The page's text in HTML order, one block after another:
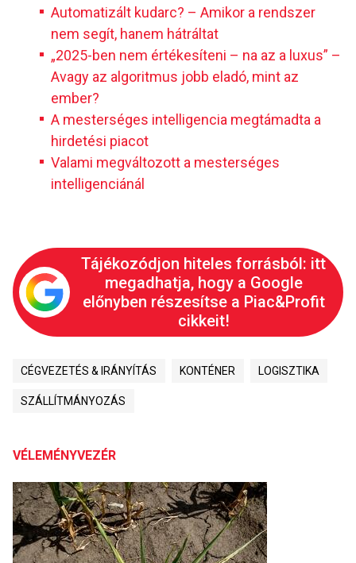
Automatizált kudarc? – Amikor a rendszer
nem segít, hanem hátráltat
„2025-ben nem értékesíteni – na az a luxus” –
Avagy az algoritmus jobb eladó, mint az
ember?
A mesterséges intelligencia megtámadta a
hirdetési piacot
Valami megváltozott a mesterséges
intelligenciánál
Tájékozódjon hiteles forrásból: itt
megadhatja, hogy a Google
előnyben részesítse a Piac&Profit
cikkeit!
CÉGVEZETÉS & IRÁNYÍTÁS KONTÉNER LOGISZTIKA
SZÁLLÍTMÁNYOZÁS
VÉLEMÉNYVEZÉR